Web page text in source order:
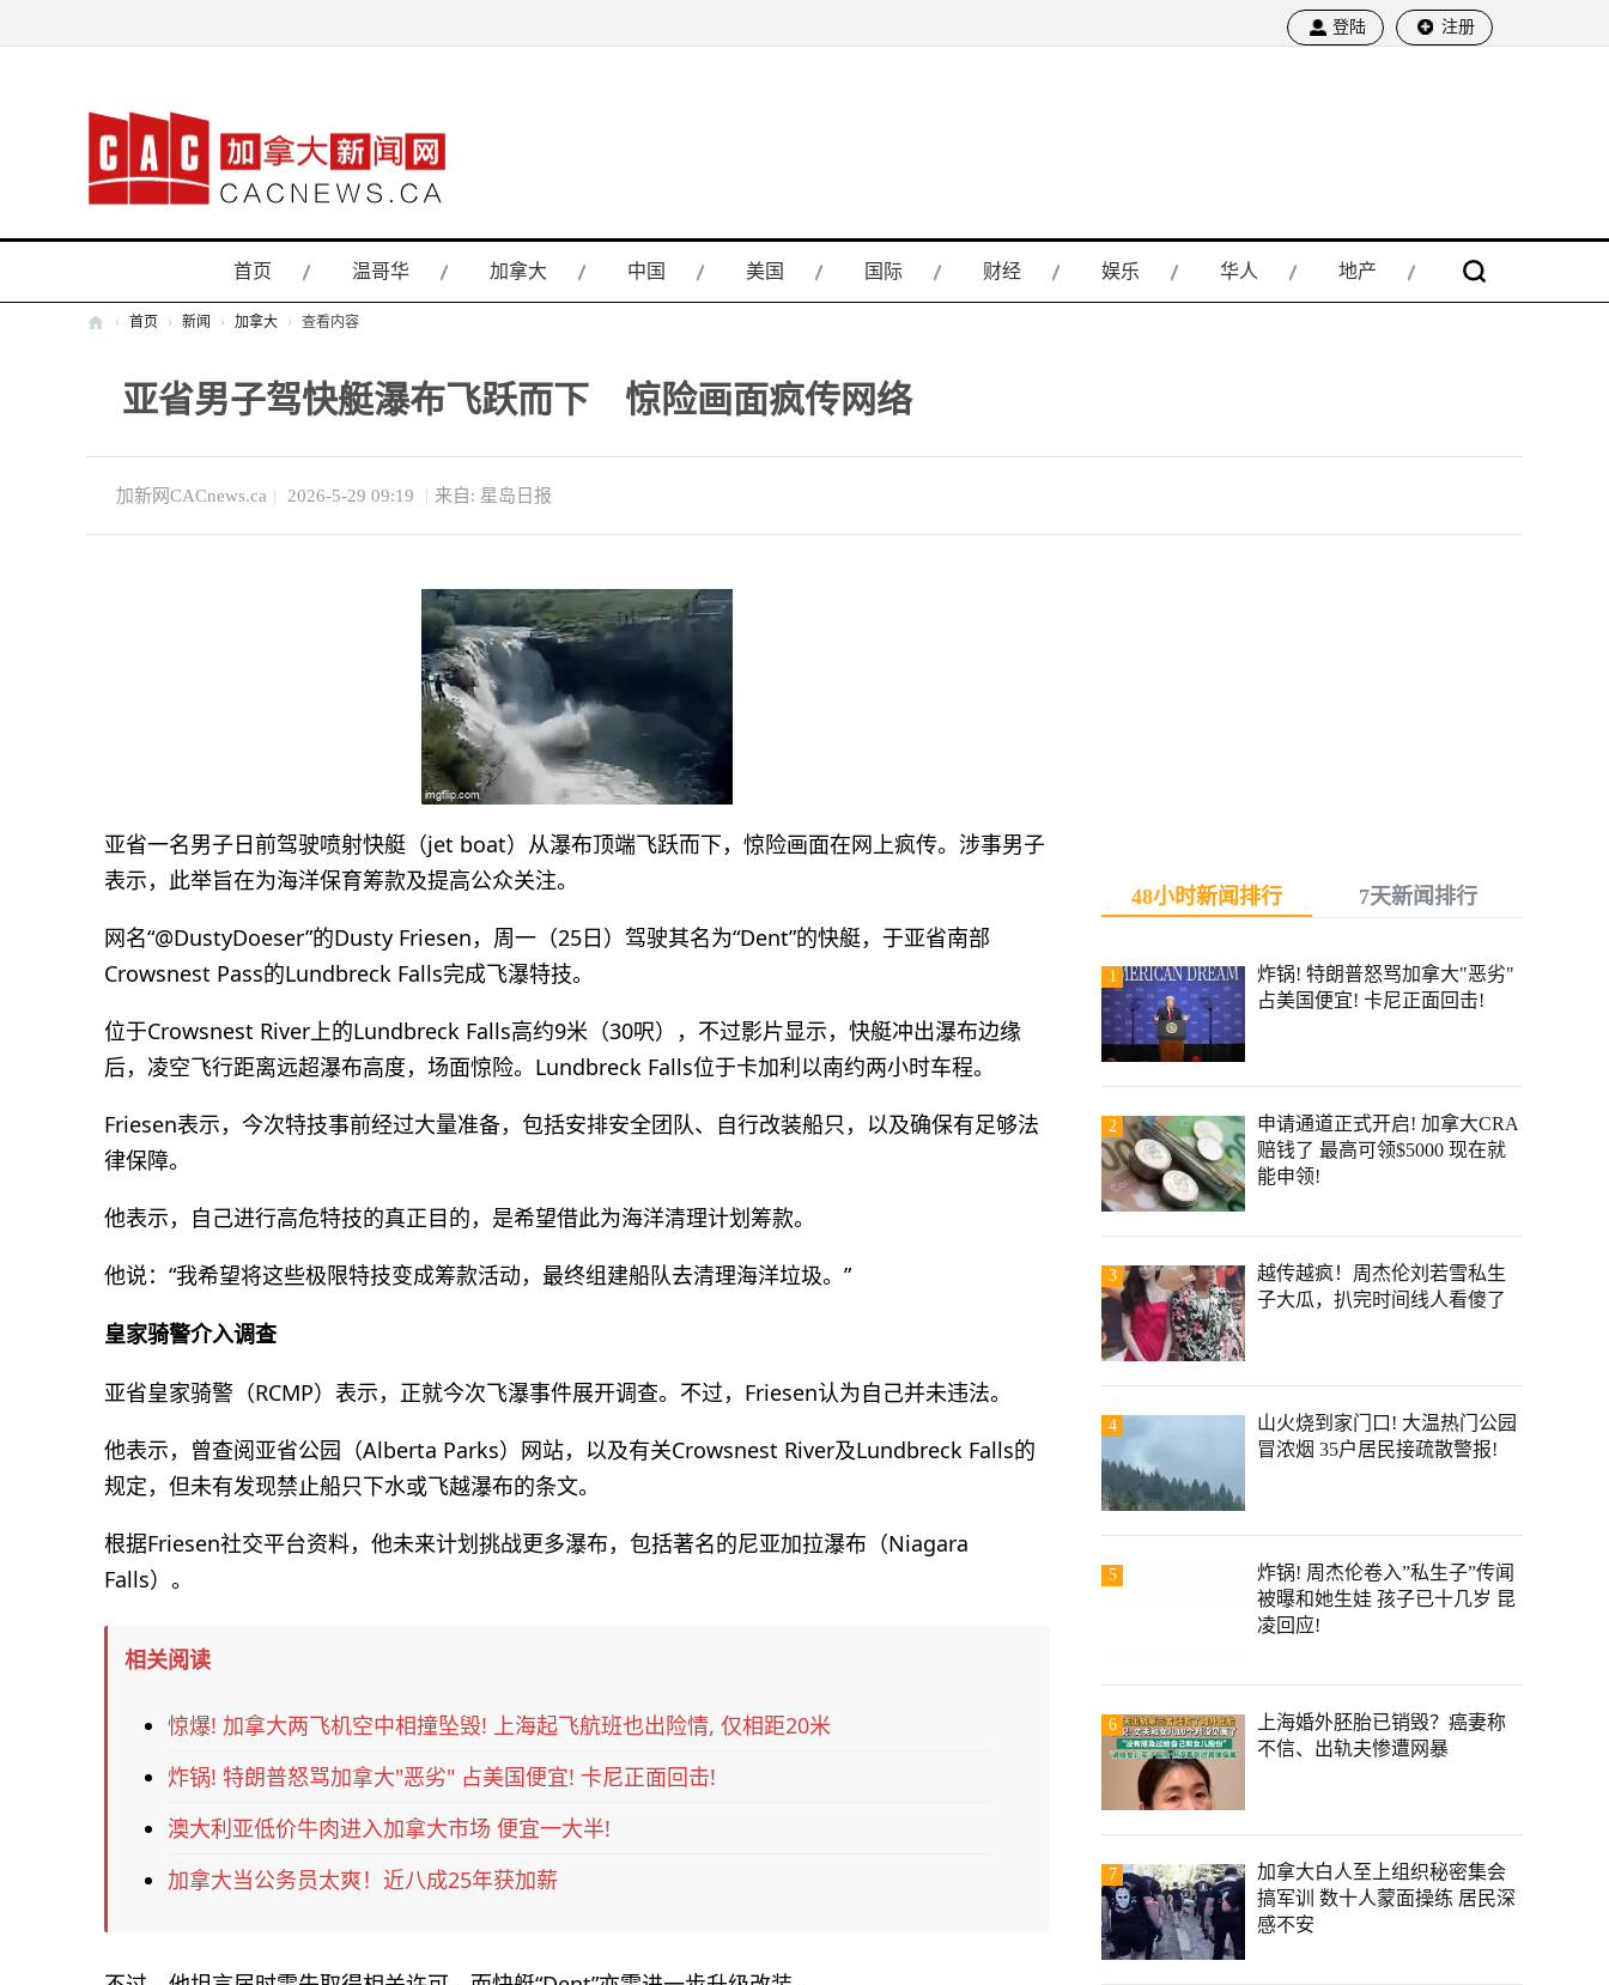
登陆 注册
首页 温哥华 加拿大 中国 美国 国际 财经 娱乐 华人 地产
新
网
› 首页 › 新闻 › 加拿大 › 查看内容
亚省男子驾快艇瀑布飞跃而下 惊险画面疯传网络
加新网CACnews.ca | 2026-5-29 09:19 | 来自: 星岛日报
亚省一名男子日前驾驶喷射快艇（jet boat）从瀑布顶端飞跃而下，惊险画面在网上疯传。涉事男子
表示，此举旨在为海洋保育筹款及提高公众关注。
网名“@DustyDoeser”的Dusty Friesen，周一（25日）驾驶其名为“Dent”的快艇，于亚省南部
Crowsnest Pass的Lundbreck Falls完成飞瀑特技。
位于Crowsnest River上的Lundbreck Falls高约9米（30呎），不过影片显示，快艇冲出瀑布边缘
后，凌空飞行距离远超瀑布高度，场面惊险。Lundbreck Falls位于卡加利以南约两小时车程。
Friesen表示，今次特技事前经过大量准备，包括安排安全团队、自行改装船只，以及确保有足够法
律保障。
他表示，自己进行高危特技的真正目的，是希望借此为海洋清理计划筹款。
他说：“我希望将这些极限特技变成筹款活动，最终组建船队去清理海洋垃圾。”
皇家骑警介入调查
亚省皇家骑警（RCMP）表示，正就今次飞瀑事件展开调查。不过，Friesen认为自己并未违法。
他表示，曾查阅亚省公园（Alberta Parks）网站，以及有关Crowsnest River及Lundbreck Falls的
规定，但未有发现禁止船只下水或飞越瀑布的条文。
根据Friesen社交平台资料，他未来计划挑战更多瀑布，包括著名的尼亚加拉瀑布（Niagara
Falls）。
相关阅读
惊爆! 加拿大两飞机空中相撞坠毁! 上海起飞航班也出险情, 仅相距20米
炸锅! 特朗普怒骂加拿大"恶劣" 占美国便宜! 卡尼正面回击!
澳大利亚低价牛肉进入加拿大市场 便宜一大半!
加拿大当公务员太爽！近八成25年获加薪
48小时新闻排行 7天新闻排行
1
炸锅! 特朗普怒骂加拿大"恶劣"
占美国便宜! 卡尼正面回击!
2
申请通道正式开启! 加拿大CRA
赔钱了 最高可领$5000 现在就
能申领!
3
越传越疯！周杰伦刘若雪私生
子大瓜，扒完时间线人看傻了
4
山火烧到家门口! 大温热门公园
冒浓烟 35户居民接疏散警报!
5
炸锅! 周杰伦卷入”私生子”传闻
被曝和她生娃 孩子已十几岁 昆
凌回应!
6
上海婚外胚胎已销毁？癌妻称
不信、出轨夫惨遭网暴
7
加拿大白人至上组织秘密集会
搞军训 数十人蒙面操练 居民深
感不安